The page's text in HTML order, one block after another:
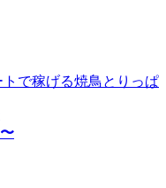
トで稼げる焼鳥とりっぱ